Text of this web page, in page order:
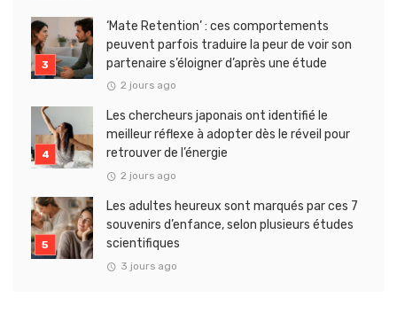
‘Mate Retention’ : ces comportements
peuvent parfois traduire la peur de voir son
partenaire s’éloigner d’après une étude
2 jours ago
Les chercheurs japonais ont identifié le
meilleur réflexe à adopter dès le réveil pour
retrouver de l’énergie
2 jours ago
Les adultes heureux sont marqués par ces 7
souvenirs d’enfance, selon plusieurs études
scientifiques
3 jours ago